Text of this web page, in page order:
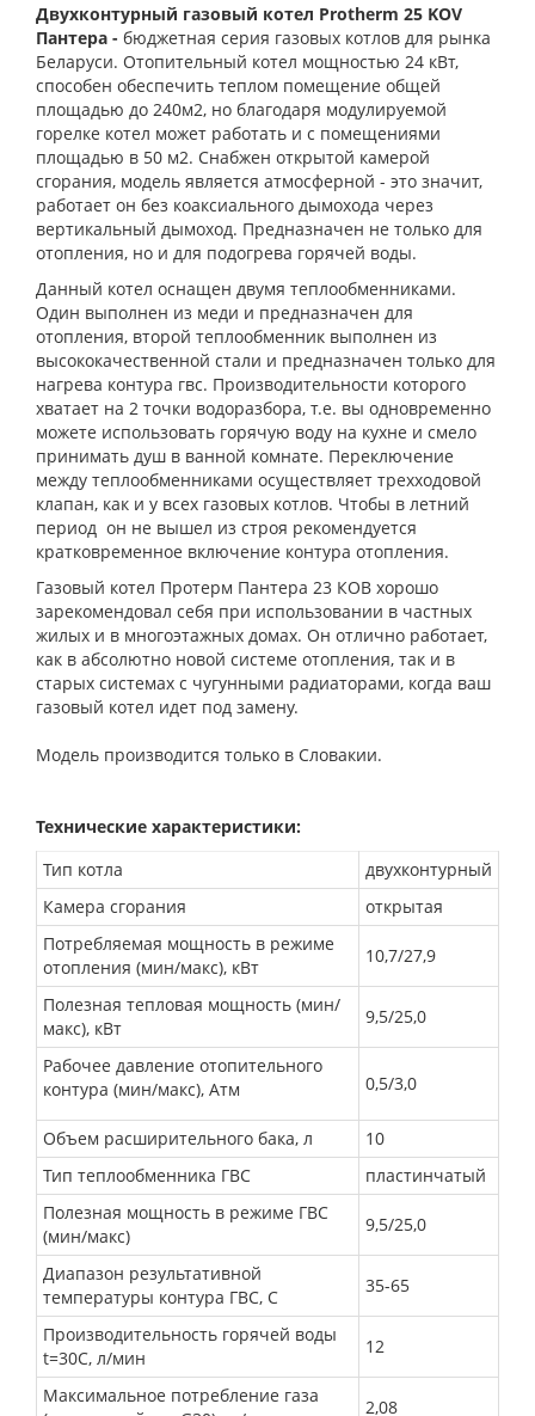
Двухконтурный газовый котел Protherm 25 KOV
Пантера - бюджетная серия газовых котлов для рынка
Беларуси. Отопительный котел мощностью 24 кВт,
способен обеспечить теплом помещение общей
площадью до 240м2, но благодаря модулируемой
горелке котел может работать и с помещениями
площадью в 50 м2. Снабжен открытой камерой
сгорания, модель является атмосферной - это значит,
работает он без коаксиального дымохода через
вертикальный дымоход. Предназначен не только для
отопления, но и для подогрева горячей воды.
Данный котел оснащен двумя теплообменниками.
Один выполнен из меди и предназначен для
отопления, второй теплообменник выполнен из
высококачественной стали и предназначен только для
нагрева контура гвс. Производительности которого
хватает на 2 точки водоразбора, т.е. вы одновременно
можете использовать горячую воду на кухне и смело
принимать душ в ванной комнате. Переключение
между теплообменниками осуществляет трехходовой
клапан, как и у всех газовых котлов. Чтобы в летний
период он не вышел из строя рекомендуется
кратковременное включение контура отопления.
Газовый котел Протерм Пантера 23 КОВ хорошо
зарекомендовал себя при использовании в частных
жилых и в многоэтажных домах. Он отлично работает,
как в абсолютно новой системе отопления, так и в
старых системах с чугунными радиаторами, когда ваш
газовый котел идет под замену.
Модель производится только в Словакии.
Технические характеристики:
Тип котла
двухконтурный
Камера сгорания
открытая
Потребляемая мощность в режиме
отопления (мин/макс), кВт
10,7/27,9
Полезная тепловая мощность (мин/
макс), кВт
9,5/25,0
Рабочее давление отопительного
контура (мин/макс), Атм
0,5/3,0
Объем расширительного бака, л
10
Тип теплообменника ГВС
пластинчатый
Полезная мощность в режиме ГВС
(мин/макс)
9,5/25,0
Диапазон результативной
температуры контура ГВС, С
35-65
Производительность горячей воды
t=30С, л/мин
12
Максимальное потребление газа
2,08